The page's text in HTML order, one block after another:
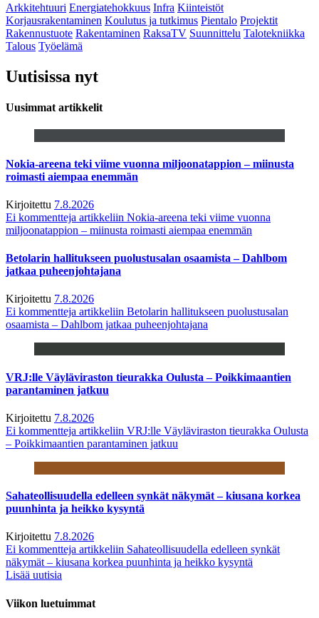
Arkkitehtuuri Energiatehokkuus Infra Kiinteistöt
Korjausrakentaminen Koulutus ja tutkimus Pientalo Projektit
Rakennustuote Rakentaminen RaksaTV Suunnittelu Talotekniikka
Talous Työelämä
Uutisissa nyt
Uusimmat artikkelit
Nokia-areena teki viime vuonna miljoonatappion – miinusta
roimasti aiempaa enemmän
Kirjoitettu 7.8.2026
Ei kommentteja artikkeliin Nokia-areena teki viime vuonna
miljoonatappion – miinusta roimasti aiempaa enemmän
Betolarin hallitukseen puolustusalan osaamista – Dahlbom
jatkaa puheenjohtajana
Kirjoitettu 7.8.2026
Ei kommentteja artikkeliin Betolarin hallitukseen puolustusalan
osaamista – Dahlbom jatkaa puheenjohtajana
VRJ:lle Väyläviraston tieurakka Oulusta – Poikkimaantien
parantaminen jatkuu
Kirjoitettu 7.8.2026
Ei kommentteja artikkeliin VRJ:lle Väyläviraston tieurakka Oulusta
– Poikkimaantien parantaminen jatkuu
Sahateollisuudella edelleen synkät näkymät – kiusana korkea
puunhinta ja heikko kysyntä
Kirjoitettu 7.8.2026
Ei kommentteja artikkeliin Sahateollisuudella edelleen synkät
näkymät – kiusana korkea puunhinta ja heikko kysyntä
Lisää uutisia
Viikon luetuimmat